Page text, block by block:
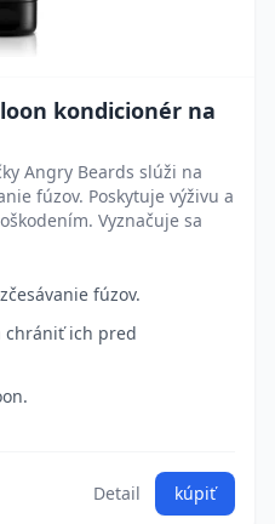
kondicionér na
Angry Beards slúži na
fúzov. Poskytuje výživu a
Vyznačuje sa
fúzov.
chrániť ich pred
Detail kúpiť